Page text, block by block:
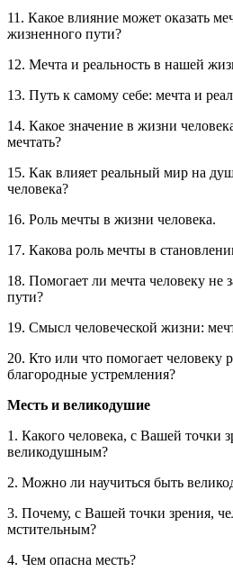
11. Какое влияние может оказать
жизненного пути?
12. Мечта и реальность в нашей
13. Путь к самому себе: мечта и
14. Какое значение в жизни
мечтать?
15. Как влияет реальный мир на
человека?
16. Роль мечты в жизни человека.
17. Какова роль мечты в
18. Помогает ли мечта человеку не
пути?
19. Смысл человеческой жизни:
20. Кто или что помогает человеку
благородные устремления?
Месть и великодушие
1. Какого человека, с Вашей точки
великодушным?
2. Можно ли научиться быть
3. Почему, с Вашей точки зрения,
мстительным?
4. Чем опасна месть?